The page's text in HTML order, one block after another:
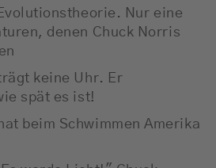
Nur eine
denen Chuck Norris
keine Uhr. Er
spät es ist!
beim Schwimmen Amerika